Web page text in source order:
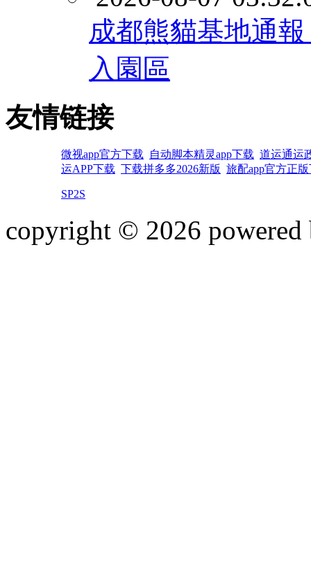
成都熊貓基地通
入園區
友情链接
微视app官方下载 自动脚本精灵app下载 道运通运
运APP下载 下载拼多多2026新版 旅配app官方正
SP2S
copyright © 2026